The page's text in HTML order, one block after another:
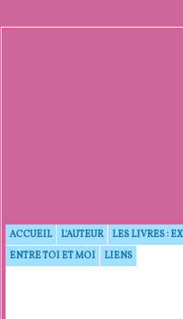
ACCUEIL L'AUTEUR LES LIVRES :
ENTRE TOI ET MOI
LIENS